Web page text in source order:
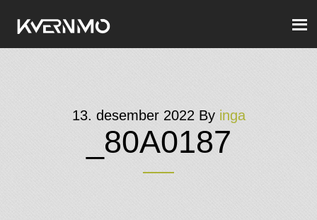
13. desember 2022 By inga
_80A0187